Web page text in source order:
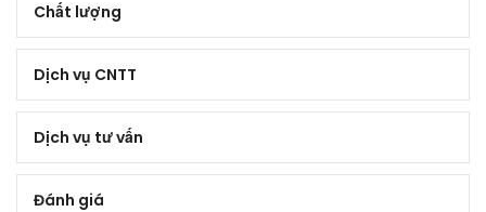
Chất lượng
Dịch vụ CNTT
Dịch vụ tư vấn
Đánh giá